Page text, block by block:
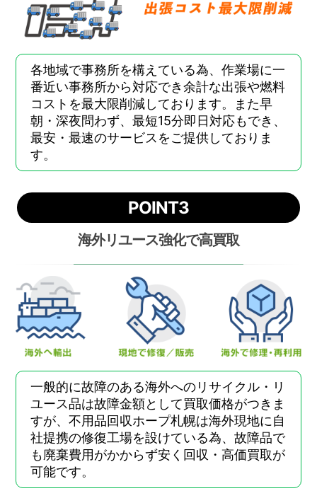
各地域で事務所を構えている為、作業場に一
番近い事務所から対応でき余計な出張や燃料
コストを最大限削減しております。また早
朝・深夜問わず、最短15分即日対応もでき、
最安・最速のサービスをご提供しておりま
す。
POINT3
海外リユース強化で高買取
一般的に故障のある海外へのリサイクル・リ
ユース品は故障金額として買取価格がつきま
すが、不用品回収ホープ札幌は海外現地に自
社提携の修復工場を設けている為、故障品で
も廃棄費用がかからず安く回収・高価買取が
可能です。